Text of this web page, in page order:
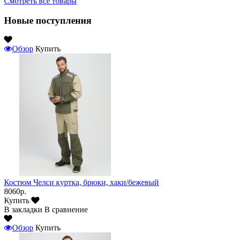
Новые поступления
Обзор Купить
Костюм Челси куртка, брюки, хаки/бежевый
8060р.
Купить
В закладки В сравнение
Обзор Купить